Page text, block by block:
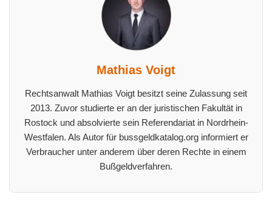
Mathias Voigt
Rechtsanwalt Mathias Voigt besitzt seine Zulassung seit
2013. Zuvor studierte er an der juristischen Fakultät in
Rostock und absolvierte sein Referendariat in Nordrhein-
Westfalen. Als Autor für bussgeldkatalog.org informiert er
Verbraucher unter anderem über deren Rechte in einem
Bußgeldverfahren.